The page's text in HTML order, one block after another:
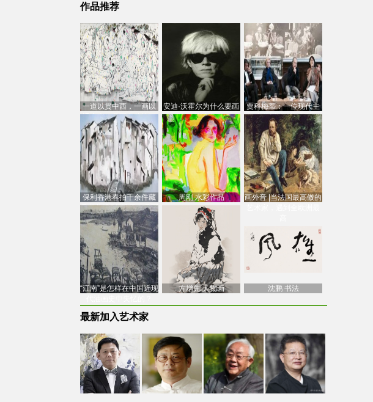
作品推荐
一道以贯中西，一画以
通古今：吴冠中的绘画
创
安迪·沃霍尔为什么要画
芭比
贾科梅蒂：一位现代主
义的“当代”艺术家
保利香港春拍千余件藏
品估价逾7亿港元，吴冠
中
周刚 水彩作品
画外音 |当法国最高傲的
“江南”是怎样在中国近现
方增先 人物画 沈鹏 书法
最新加入艺术家